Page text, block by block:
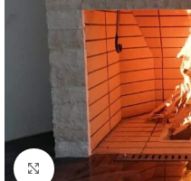
Faceți click pentru a mări